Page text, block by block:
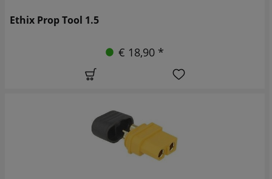
Ethix Prop Tool 1.5
€ 18,90 *